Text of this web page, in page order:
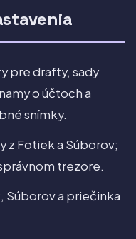
pre drafty, sady
o účtoch a
snímky.
z Fotiek a Súborov;
trezore.
Súborov a priečinka